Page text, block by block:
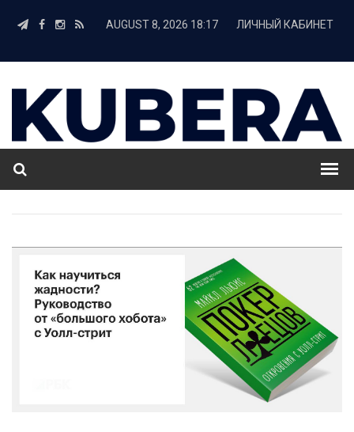
AUGUST 8, 2026 18:17 ЛИЧНЫЙ КАБИНЕТ